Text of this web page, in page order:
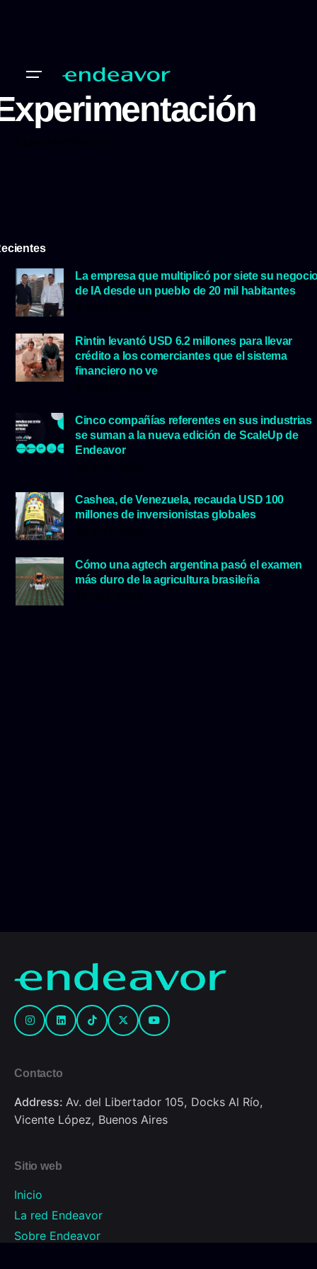
La empresa que multiplicó por siete su
de IA desde un pueblo de 20 mil habitantes
Rintin levantó USD 6.2 millones para llevar
crédito a los comerciantes que el sistema
financiero no ve
Cinco compañías referentes en sus industrias
se suman a la nueva edición de ScaleUp de
Endeavor
Cashea, de Venezuela, recauda USD 100
millones de inversionistas globales
Cómo una agtech argentina pasó el examen
más duro de la agricultura brasileña
Contacto
Address: Av. del Libertador 105, Docks Al Río,
Vicente López, Buenos Aires
Sitio web
Inicio
La red Endeavor
Sobre Endeavor